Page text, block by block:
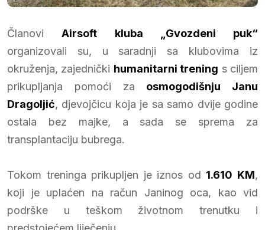
ČlanoviAirsoft kluba „Gvozdeni puk“
organizovali su, u saradnji sa klubovima iz
okruženja, zajednički humanitarni trening s ciljem
prikupljanja pomoći za osmogodišnju Janu
Dragoljić, djevojčicu koja je sa samo dvije godine
ostala bez majke, a sada se sprema za
transplantaciju bubrega.
Tokom treninga prikupljen je iznos od 1.610 KM,
koji je uplaćen na račun Janinog oca, kao vid
podrške u teškom životnom trenutku i